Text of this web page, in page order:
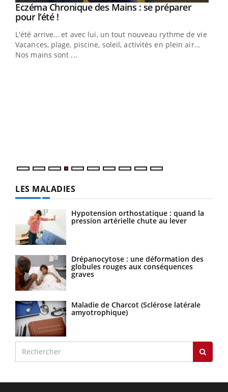
Youtube
Eczéma Chronique des Mains : se préparer
pour l’été !Youtube
L'été arrive… et avec lui, un tout nouveau rythme de vie !
Vacances, plage, piscine, soleil, activités en plein air…
Nos mains sont ...
Youtube
Diabète & Ramadan 2026Youtube
Le Ramadan approche, et, pour de nombreuses
personnes atteintes de diabète, c'est une période de
questions, de défis, mais ...
LES MALADIES
Hypotension orthostatique : quand la
pression artérielle chute au lever
Drépanocytose : une déformation des
globules rouges aux conséquences
graves
Maladie de Charcot (Sclérose latérale
amyotrophique)